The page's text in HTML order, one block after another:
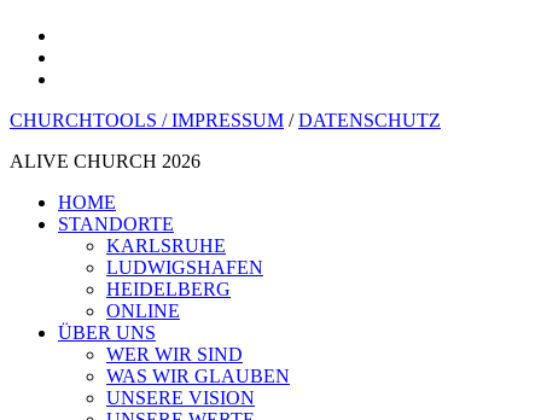
CHURCHTOOLS /IMPRESSUM /DATENSCHUTZ
ALIVE CHURCH 2026
Menü
schließen
HOME
STANDORTE
KARLSRUHE
LUDWIGSHAFEN
HEIDELBERG
ONLINE
ÜBER UNS
WER WIR SIND
WAS WIR GLAUBEN
UNSERE VISION